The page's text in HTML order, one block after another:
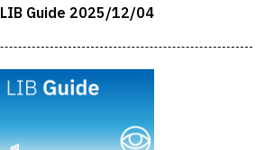
LIB Guide 2025/12/04